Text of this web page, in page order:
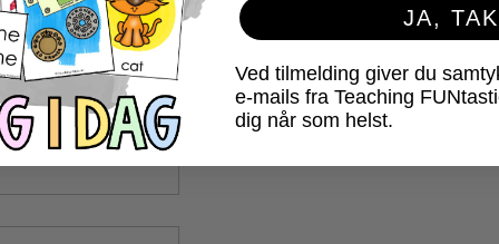
JA, TAK
Ved tilmelding giver du
e-mails fra Teaching
dig når som helst.